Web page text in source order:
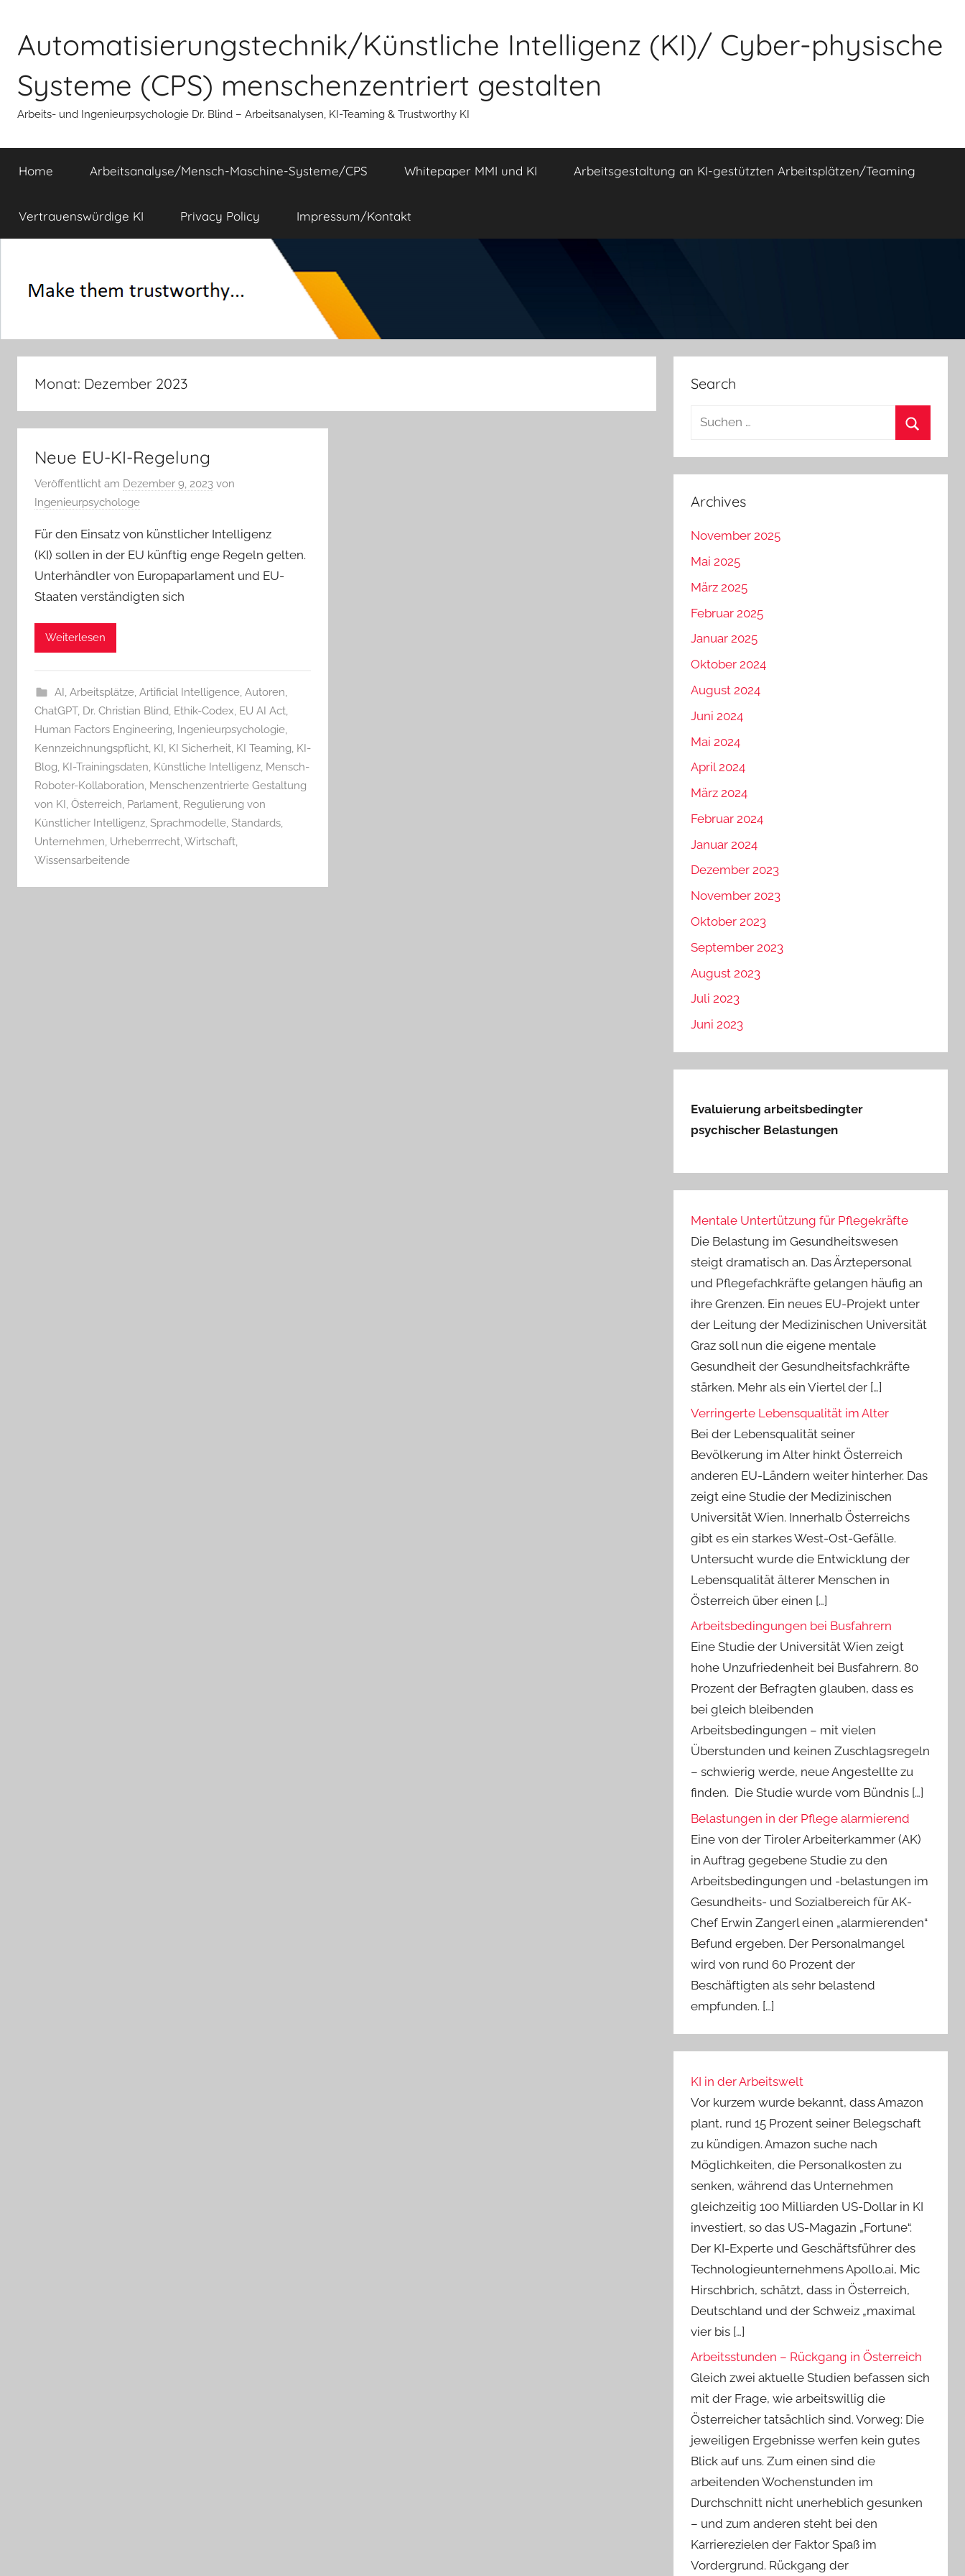
springen
Automatisierungstechnik/Künstliche Intelligenz (KI)/ Cyber-physische
Systeme (CPS) menschenzentriert gestalten
Arbeits- und Ingenieurpsychologie Dr. Blind – Arbeitsanalysen, KI-Teaming & Trustworthy KI
Home Arbeitsanalyse/Mensch-Maschine-Systeme/CPS Whitepaper MMI und KI Arbeitsgestaltung an KI-gestützten Arbeitsplätzen/Teaming
Vertrauenswürdige KI Privacy Policy Impressum/Kontakt
Monat: Dezember 2023
Neue EU-KI-Regelung
Veröffentlicht am Dezember 9, 2023 von
Ingenieurpsychologe
Für den Einsatz von künstlicher Intelligenz
(KI) sollen in der EU künftig enge Regeln gelten.
Unterhändler von Europaparlament und EU-
Staaten verständigten sich
Weiterlesen
AI, Arbeitsplätze, Artificial Intelligence, Autoren,
ChatGPT, Dr. Christian Blind, Ethik-Codex, EU AI Act,
Human Factors Engineering, Ingenieurpsychologie,
Kennzeichnungspflicht, KI, KI Sicherheit, KI Teaming, KI-
Blog, KI-Trainingsdaten, Künstliche Intelligenz, Mensch-
Roboter-Kollaboration, Menschenzentrierte Gestaltung
von KI, Österreich, Parlament, Regulierung von
Künstlicher Intelligenz, Sprachmodelle, Standards,
Unternehmen, Urheberrrecht,Wirtschaft,
Wissensarbeitende
Search
Suchen
Archives
November 2025
Mai 2025
März 2025
Februar 2025
Januar 2025
Oktober 2024
August 2024
Juni 2024
Mai 2024
April 2024
März 2024
Februar 2024
Januar 2024
Dezember 2023
November 2023
Oktober 2023
September 2023
August 2023
Juli 2023
Juni 2023
Evaluierung arbeitsbedingter
psychischer Belastungen
Mentale Untertützung für Pflegekräfte
Die Belastung im Gesundheitswesen
steigt dramatisch an. Das Ärztepersonal
und Pflegefachkräfte gelangen häufig an
ihre Grenzen. Ein neues EU-Projekt unter
der Leitung der Medizinischen Universität
Graz soll nun die eigene mentale
Gesundheit der Gesundheitsfachkräfte
stärken. Mehr als ein Viertel der […]
Verringerte Lebensqualität im Alter
Bei der Lebensqualität seiner
Bevölkerung im Alter hinkt Österreich
anderen EU-Ländern weiter hinterher. Das
zeigt eine Studie der Medizinischen
Universität Wien. Innerhalb Österreichs
gibt es ein starkes West-Ost-Gefälle.
Untersucht wurde die Entwicklung der
Lebensqualität älterer Menschen in
Österreich über einen […]
Arbeitsbedingungen bei Busfahrern
Eine Studie der Universität Wien zeigt
hohe Unzufriedenheit bei Busfahrern. 80
Prozent der Befragten glauben, dass es
bei gleich bleibenden
Arbeitsbedingungen – mit vielen
Überstunden und keinen Zuschlagsregeln
– schwierig werde, neue Angestellte zu
finden. Die Studie wurde vom Bündnis […]
Belastungen in der Pflege alarmierend
Eine von der Tiroler Arbeiterkammer (AK)
in Auftrag gegebene Studie zu den
Arbeitsbedingungen und -belastungen im
Gesundheits- und Sozialbereich für AK-
Chef Erwin Zangerl einen „alarmierenden“
Befund ergeben. Der Personalmangel
wird von rund 60 Prozent der
Beschäftigten als sehr belastend
empfunden. […]
KI in der Arbeitswelt
Vor kurzem wurde bekannt, dass Amazon
plant, rund 15 Prozent seiner Belegschaft
zu kündigen. Amazon suche nach
Möglichkeiten, die Personalkosten zu
senken, während das Unternehmen
gleichzeitig 100 Milliarden US-Dollar in KI
investiert, so das US-Magazin „Fortune“.
Der KI-Experte und Geschäftsführer des
Technologieunternehmens Apollo.ai, Mic
Hirschbrich, schätzt, dass in Österreich,
Deutschland und der Schweiz „maximal
vier bis […]
Arbeitsstunden – Rückgang in Österreich
Gleich zwei aktuelle Studien befassen sich
mit der Frage, wie arbeitswillig die
Österreicher tatsächlich sind. Vorweg: Die
jeweiligen Ergebnisse werfen kein gutes
Blick auf uns. Zum einen sind die
arbeitenden Wochenstunden im
Durchschnitt nicht unerheblich gesunken
– und zum anderen steht bei den
Karrierezielen der Faktor Spaß im
Vordergrund. Rückgang der